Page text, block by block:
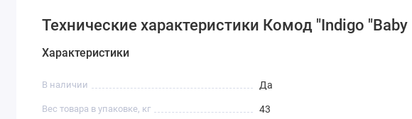
Технические характеристики Комод "Indigo
Характеристики
В наличии Да
Вес товара в упаковке, кг 43